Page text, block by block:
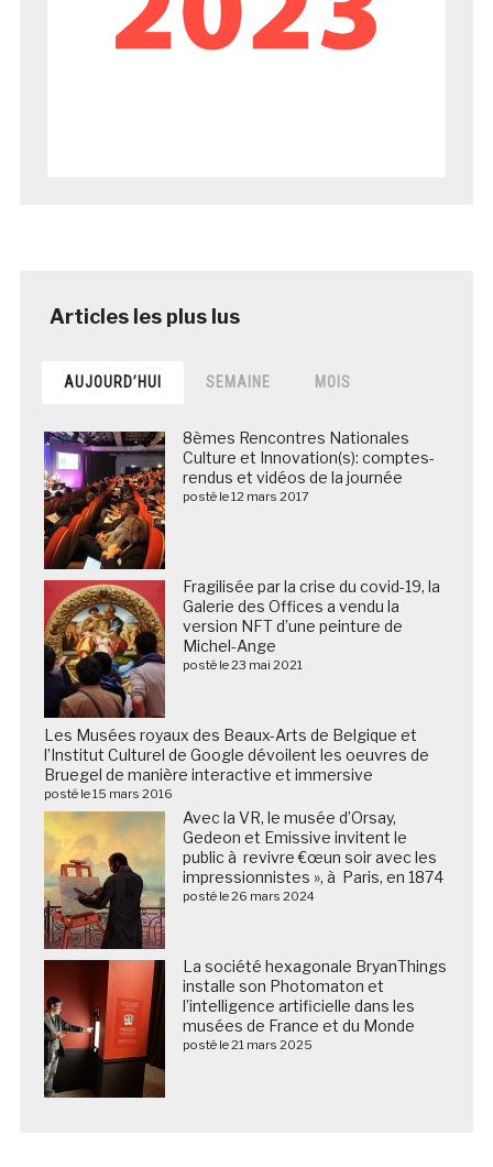
AUJOURD’HUI SEMAINE MOIS
8èmes Rencontres Nationales
Culture et Innovation(s): comptes-
rendus et vidéos de la journée
posté le 12 mars 2017
Fragilisée par la crise du covid-19, la
Galerie des Offices a vendu la
version NFT d’une peinture de
Michel-Ange
posté le 23 mai 2021
Les Musées royaux des Beaux-Arts de Belgique et
l’Institut Culturel de Google dévoilent les oeuvres de
Bruegel de manière interactive et immersive
posté le 15 mars 2016
Avec la VR, le musée d’Orsay,
Gedeon et Emissive invitent le
public à revivre €œun soir avec les
impressionnistes », à Paris, en 1874
posté le 26 mars 2024
La société hexagonale BryanThings
installe son Photomaton et
l’intelligence artificielle dans les
musées de France et du Monde
posté le 21 mars 2025